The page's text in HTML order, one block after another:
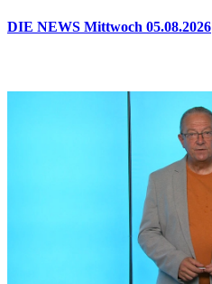
DIE NEWS Mittwoch 05.08.2026